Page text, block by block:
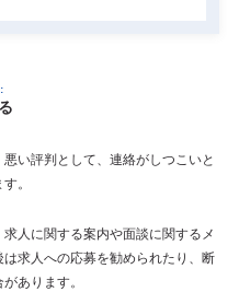
い評判として、連絡がしつこいと
。
人に関する案内や面談に関するメ
求人への応募を勧められたり、断
あります。